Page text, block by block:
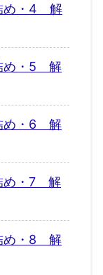
め・4 解
め・5 解
め・6 解
め・7 解
め・8 解